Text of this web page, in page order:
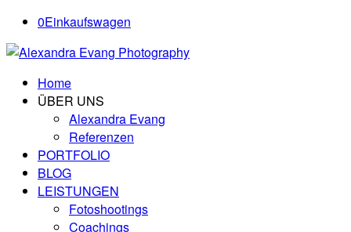
0Einkaufswagen
Home
ÜBER UNS
Alexandra Evang
Referenzen
PORTFOLIO
BLOG
LEISTUNGEN
Fotoshootings
Coachings